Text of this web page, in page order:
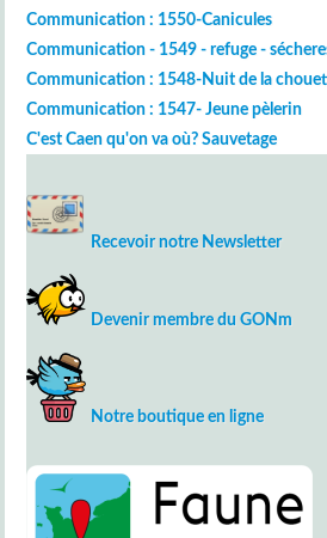
Communication : 1550-Canicules
Communication - 1549 - refuge -
Communication : 1548-Nuit de la
Communication : 1547- Jeune pèlerin
C'est Caen qu'on va où? Sauvetage
Recevoir notre Newsletter
Devenir membre du GONm
Notre boutique en ligne